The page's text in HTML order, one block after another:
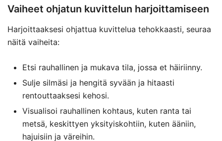
Vaiheet ohjatun kuvittelun harjoittamiseen
Harjoittaaksesi ohjattua kuvittelua tehokkaasti, seuraa
näitä vaiheita:
Etsi rauhallinen ja mukava tila, jossa et häiriinny.
Sulje silmäsi ja hengitä syvään ja hitaasti
rentouttaaksesi kehosi.
Visualisoi rauhallinen kohtaus, kuten ranta tai
metsä, keskittyen yksityiskohtiin, kuten ääniin,
hajuisiin ja väreihin.